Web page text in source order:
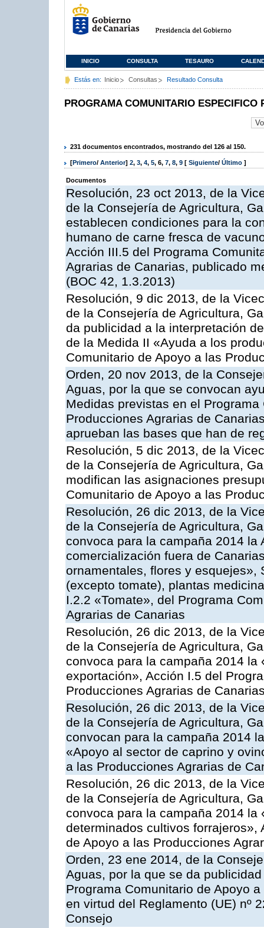
INICIO CONSULTA TESAURO
Estás en: Inicio Consultas Resultado Consulta
PROGRAMA COMUNITARIO ESPECIFICO
231 documentos encontrados, mostrando del 126 al 150.
[Primero/ Anterior] 2, 3, 4, 5, 6, 7, 8, 9 [ Siguiente/ Último ]
Documentos
Resolución, 23 oct 2013, de la
de la Consejería de Agricultura,
establecen condiciones para la
humano de carne fresca de
Acción III.5 del Programa
Agrarias de Canarias, publicado
(BOC 42, 1.3.2013)
Resolución, 9 dic 2013, de la
de la Consejería de Agricultura,
da publicidad a la interpretación
de la Medida II «Ayuda a los
Comunitario de Apoyo a las
Orden, 20 nov 2013, de la
Aguas, por la que se convocan
Medidas previstas en el
Producciones Agrarias de
aprueban las bases que han de
Resolución, 5 dic 2013, de la
de la Consejería de Agricultura,
modifican las asignaciones
Comunitario de Apoyo a las
Resolución, 26 dic 2013, de la
de la Consejería de Agricultura,
convoca para la campaña 2014 la
comercialización fuera de
ornamentales, flores y esquejes»,
(excepto tomate), plantas
I.2.2 «Tomate», del Programa
Agrarias de Canarias
Resolución, 26 dic 2013, de la
de la Consejería de Agricultura,
convoca para la campaña 2014
exportación», Acción I.5 del
Producciones Agrarias de
Resolución, 26 dic 2013, de la
de la Consejería de Agricultura,
convocan para la campaña 2014
«Apoyo al sector de caprino y
a las Producciones Agrarias de
Resolución, 26 dic 2013, de la
de la Consejería de Agricultura,
convoca para la campaña 2014 la
determinados cultivos forrajeros»,
de Apoyo a las Producciones
Orden, 23 ene 2014, de la
Aguas, por la que se da
Programa Comunitario de Apoyo
en virtud del Reglamento (UE) nº
Consejo